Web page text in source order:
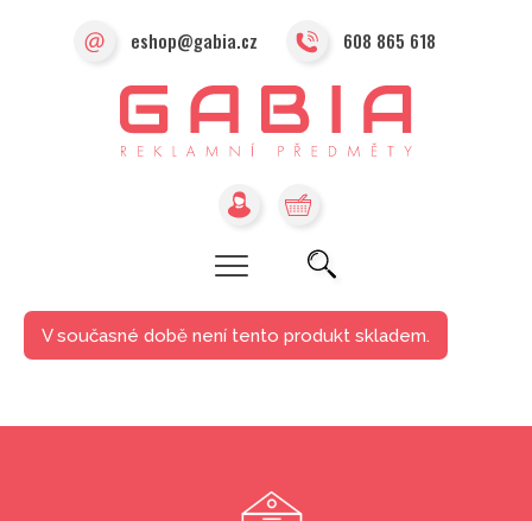
eshop@gabia.cz 608 865 618
V současné době není tento produkt skladem.